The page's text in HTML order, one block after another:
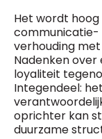
Het wordt
verhouding
Nadenken over
loyaliteit
Integendeel:
oprichter kan
duurzame